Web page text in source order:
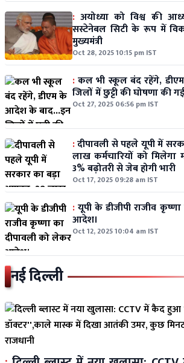
: अयोध्या को विश्व की
सस्टेनेबल सिटी के रूप में
मुख्यमंत्री
Oct 28, 2025 10:15 pm IST
:कल भी स्कूल बंद रहेंगे,
जिलों में छुट्टी की घोषणा की गई
Oct 27, 2025 06:56 pm IST
:दीपावली से पहले यूपी में
लाख कर्मचारियों को मिलेगा
3% बढ़ोतरी से जेब होगी भारी
Oct 17, 2025 09:28 am IST
:यूपी के डीजीपी राजीव
आदेश।
Oct 12, 2025 10:04 am IST
नई दिल्ली